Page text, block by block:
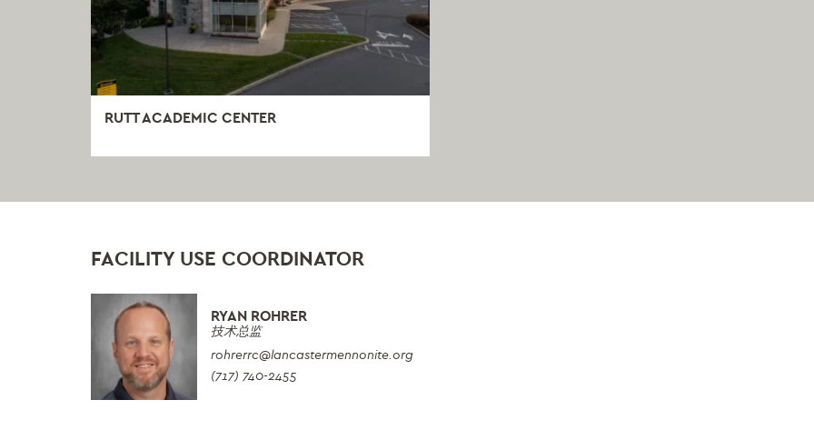
RUTT ACADEMIC CENTER
FACILITY USE COORDINATOR
RYAN ROHRER
技术总监
rohrerrc@lancastermennonite.org
(717) 740-2455